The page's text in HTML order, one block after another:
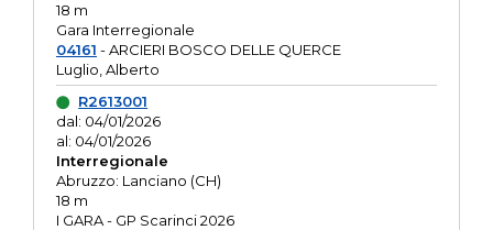
18 m
Gara Interregionale
04161 - ARCIERI BOSCO DELLE QUERCE
Luglio, Alberto
R2613001
dal: 04/01/2026
al: 04/01/2026
Interregionale
Abruzzo: Lanciano (CH)
18 m
I GARA - GP Scarinci 2026